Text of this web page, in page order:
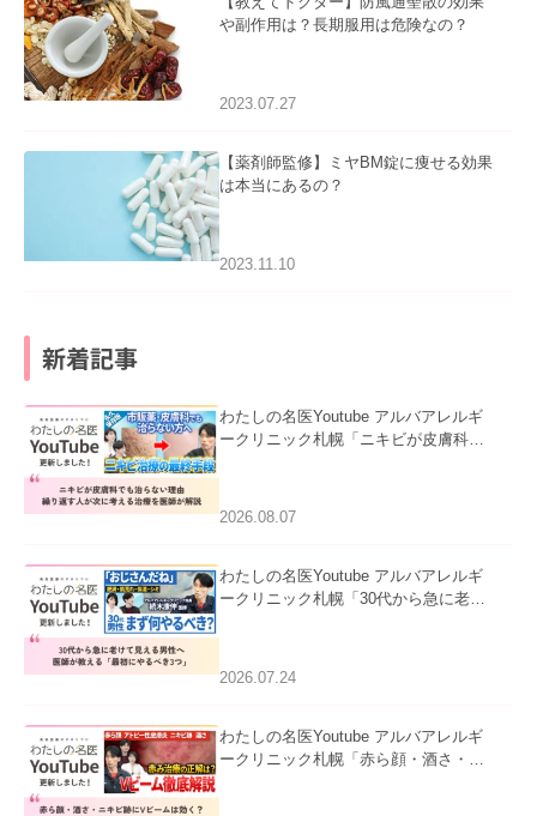
や副作用は？長期服用は危険なの？
2023.07.27
【薬剤師監修】ミヤBM錠に痩せる効果
は本当にあるの？
2023.11.10
新着記事
わたしの名医Youtube アルバアレルギ
ークリニック札幌「ニキビが皮膚科で
ました。
2026.08.07
わたしの名医Youtube アルバアレルギ
ークリニック札幌「30代から急に老け
た。
2026.07.24
わたしの名医Youtube アルバアレルギ
ークリニック札幌「赤ら顔・酒さ・ニ